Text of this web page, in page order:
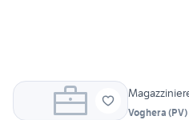
Voghera (PV)